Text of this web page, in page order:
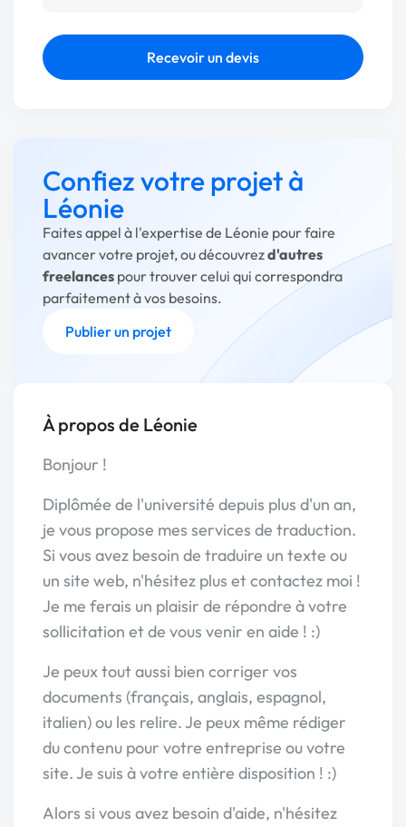
Recevoir un devis
Confiez votre projet à
Léonie
Faites appel à l'expertise de Léonie pour faire
avancer votre projet, ou découvrezd'autres
freelances pour trouver celui qui correspondra
parfaitement à vos besoins.
Publier un projet
À propos de Léonie
Bonjour !
Diplômée de l'université depuis plus d'un an,
je vous propose mes services de traduction.
Si vous avez besoin de traduire un texte ou
un site web, n'hésitez plus et contactez moi !
Je me ferais un plaisir de répondre à votre
sollicitation et de vous venir en aide ! :)
Je peux tout aussi bien corriger vos
documents (français, anglais, espagnol,
italien) ou les relire. Je peux même rédiger
du contenu pour votre entreprise ou votre
site. Je suis à votre entière disposition ! :)
Alors si vous avez besoin d'aide, n'hésitez